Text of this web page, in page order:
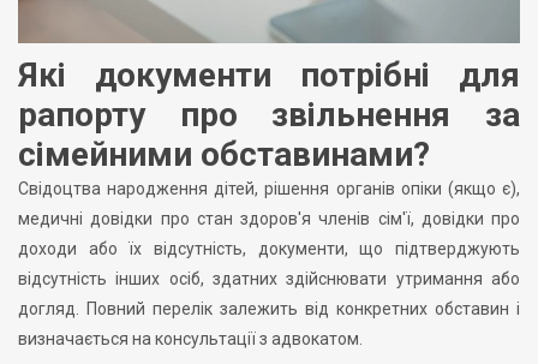
Які документи потрібні для
рапорту про звільнення за
сімейними обставинами?
Свідоцтва народження дітей, рішення органів опіки (якщо є),
медичні довідки про стан здоров'я членів сім'ї, довідки про
доходи або їх відсутність, документи, що підтверджують
відсутність інших осіб, здатних здійснювати утримання або
догляд. Повний перелік залежить від конкретних обставин і
визначається на консультації з адвокатом.